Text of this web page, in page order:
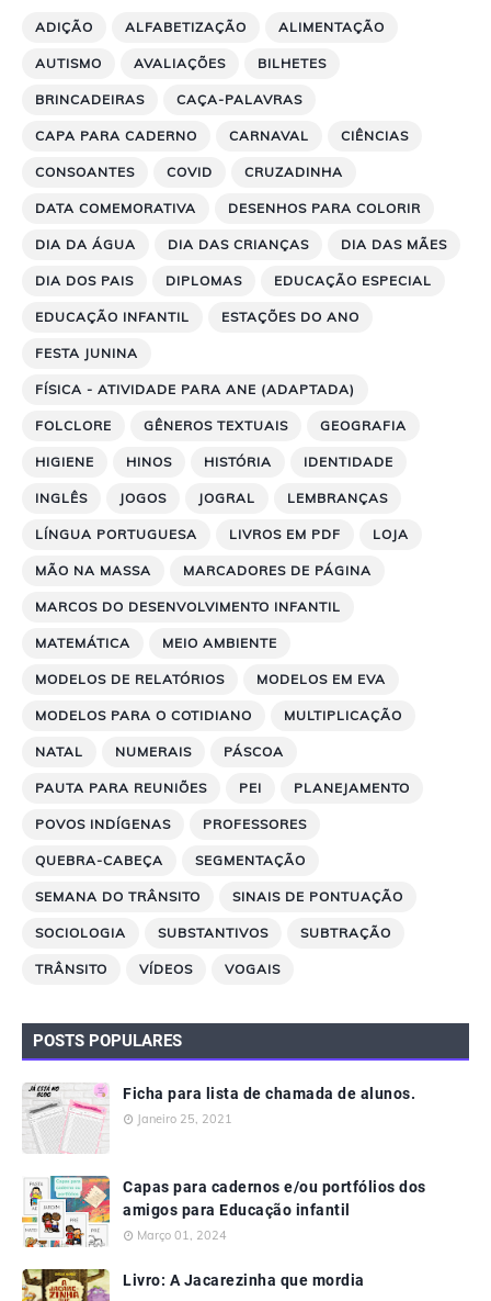
ADIÇÃO ALFABETIZAÇÃO ALIMENTAÇÃO
AUTISMO AVALIAÇÕES BILHETES
BRINCADEIRAS CAÇA-PALAVRAS
CAPA PARA CADERNO CARNAVAL CIÊNCIAS
CONSOANTES COVID CRUZADINHA
DATA COMEMORATIVA DESENHOS PARA COLORIR
DIA DA ÁGUA DIA DAS CRIANÇAS DIA DAS MÃES
DIA DOS PAIS DIPLOMAS EDUCAÇÃO ESPECIAL
EDUCAÇÃO INFANTIL ESTAÇÕES DO ANO
FESTA JUNINA
FÍSICA - ATIVIDADE PARA ANE (ADAPTADA)
FOLCLORE GÊNEROS TEXTUAIS GEOGRAFIA
HIGIENE HINOS HISTÓRIA IDENTIDADE
INGLÊS JOGOS JOGRAL LEMBRANÇAS
LÍNGUA PORTUGUESA LIVROS EM PDF LOJA
MÃO NA MASSA MARCADORES DE PÁGINA
MARCOS DO DESENVOLVIMENTO INFANTIL
MATEMÁTICA MEIO AMBIENTE
MODELOS DE RELATÓRIOS MODELOS EM EVA
MODELOS PARA O COTIDIANO MULTIPLICAÇÃO
NATAL NUMERAIS PÁSCOA
PAUTA PARA REUNIÕES PEI PLANEJAMENTO
POVOS INDÍGENAS PROFESSORES
QUEBRA-CABEÇA SEGMENTAÇÃO
SEMANA DO TRÂNSITO SINAIS DE PONTUAÇÃO
SOCIOLOGIA SUBSTANTIVOS SUBTRAÇÃO
TRÂNSITO VÍDEOS VOGAIS
POSTS POPULARES
Ficha para lista de chamada de alunos.
Janeiro 25, 2021
Capas para cadernos e/ou portfólios dos
amigos para Educação infantil
Março 01, 2024
Livro: A Jacarezinha que mordia